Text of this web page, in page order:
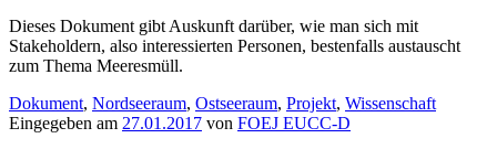
Dieses Dokument gibt Auskunft darüber, wie man sich mit
Stakeholdern, also interessierten Personen, bestenfalls austauscht
zum Thema Meeresmüll.
Dokument, Nordseeraum, Ostseeraum, Projekt, Wissenschaft
Eingegeben am 27.01.2017 von FOEJ EUCC-D